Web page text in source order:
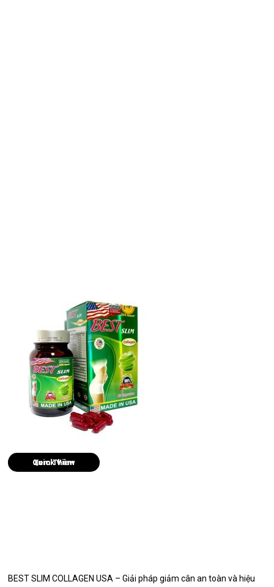
Quick View
BEST SLIM COLLAGEN USA – Giải pháp giảm cân an toàn và hiệu